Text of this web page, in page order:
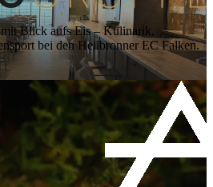
Blick aufs Eis – Kulinarik,
bei den Heilbronner EC Falken.